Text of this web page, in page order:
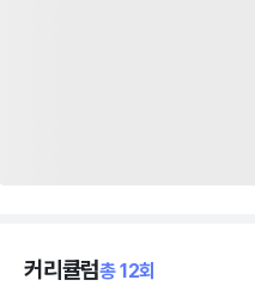
커리큘럼총 12회